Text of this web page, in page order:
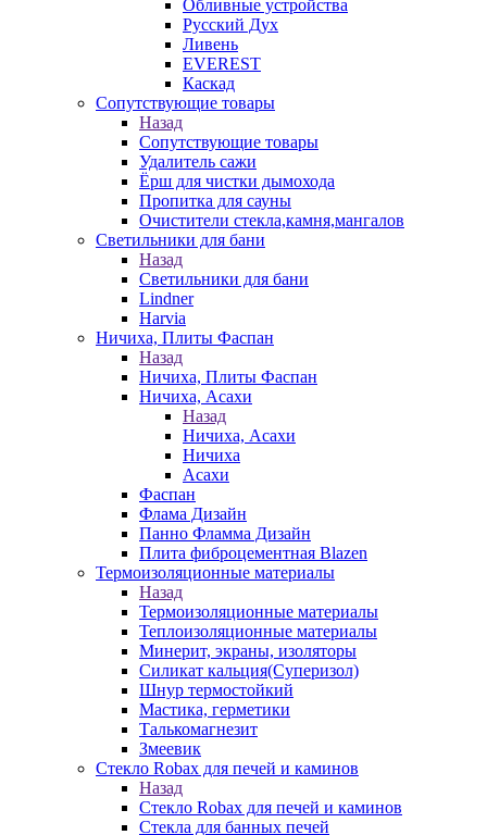
Обливные устройства
Русский Дух
Ливень
EVEREST
Каскад
Сопутствующие товары
Назад
Сопутствующие товары
Удалитель сажи
Ёрш для чистки дымохода
Пропитка для сауны
Очистители стекла,камня,мангалов
Светильники для бани
Назад
Светильники для бани
Lindner
Harvia
Ничиха, Плиты Фаспан
Назад
Ничиха, Плиты Фаспан
Ничиха, Асахи
Назад
Ничиха, Асахи
Ничиха
Асахи
Фаспан
Флама Дизайн
Панно Фламма Дизайн
Плита фиброцементная Blazen
Термоизоляционные материалы
Назад
Термоизоляционные материалы
Теплоизоляционные материалы
Минерит, экраны, изоляторы
Силикат кальция(Суперизол)
Шнур термостойкий
Мастика, герметики
Талькомагнезит
Змеевик
Стекло Robax для печей и каминов
Назад
Стекло Robax для печей и каминов
Стекла для банных печей